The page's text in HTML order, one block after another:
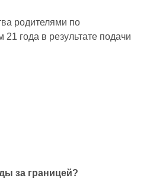
родителями по
года в результате подачи
за границей?